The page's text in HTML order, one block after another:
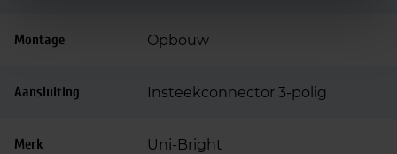
Montage Opbouw
Aansluiting Insteekconnector 3-polig
Merk Uni-Bright